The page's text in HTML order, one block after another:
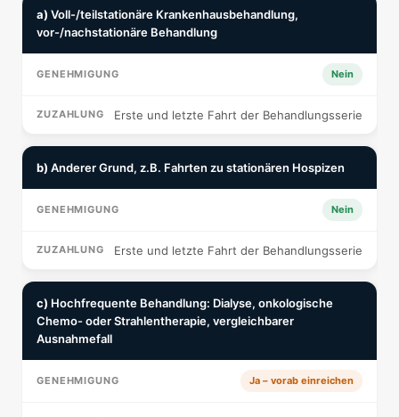
a) Voll-/teilstationäre Krankenhausbehandlung,
vor-/nachstationäre Behandlung
Nein
Erste und letzte Fahrt der Behandlungsserie
b) Anderer Grund, z.B. Fahrten zu stationären Hospizen
Nein
Erste und letzte Fahrt der Behandlungsserie
c) Hochfrequente Behandlung: Dialyse, onkologische
Chemo- oder Strahlentherapie, vergleichbarer
Ausnahmefall
Ja – vorab einreichen